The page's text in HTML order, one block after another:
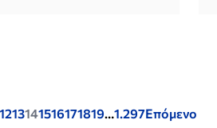
1213141516171819…1.297Επόμενο